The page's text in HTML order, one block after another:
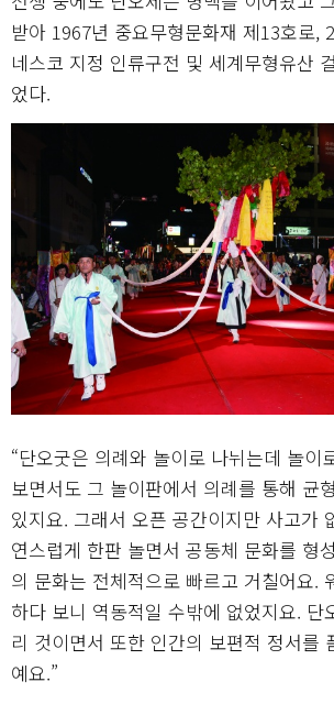
받아 1967년 중요무형문화재 제13호로,
네스코 지정 인류구전 및 세계무형유산
었다.
“단오굿은 의례와 놀이로 나뉘는데 놀이
보면서도 그 놀이판에서 의례를 통해 균
있지요. 그래서 오픈 공간이지만 사고가
연스럽게 한판 놀면서 공동체 문화를 형
의 문화는 전체적으로 빠르고 거칠어요.
하다 보니 역동적일 수밖에 없었지요. 단
리 것이면서 또한 인간의 보편적 정서를
예요.”